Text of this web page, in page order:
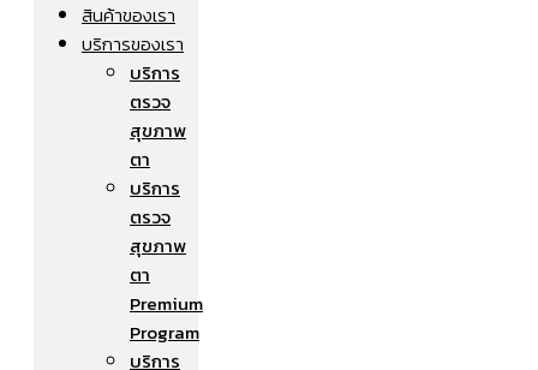
สินค้าของเรา
บริการของเรา
บริการ
ตรวจ
สุขภาพ
ตา
บริการ
ตรวจ
สุขภาพ
ตา
Premium
Program
บริการ